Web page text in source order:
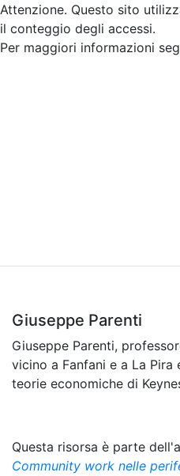
Attenzione. Questo sito
il conteggio degli accessi.
Per maggiori informazioni
Giuseppe Parenti
Giuseppe Parenti,
vicino a Fanfani e a La
teorie economiche di
Questa risorsa è parte
Community work nelle